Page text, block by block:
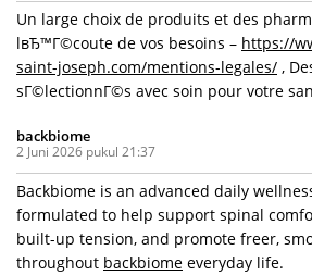
Un large choix de produits et des
lвЂ™Г©coute de vos besoins – https://
saint-joseph.com/mentions-legales/ ,
sГ©lectionnГ©s avec soin pour votre
backbiome
2 Juni 2026 pukul 21:37
Backbiome is an advanced daily
formulated to help support spinal
built-up tension, and promote freer,
throughout backbiome everyday life.